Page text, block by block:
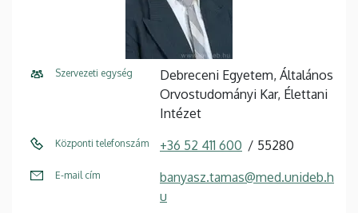
Szervezeti egység
Debreceni Egyetem, Általános
Orvostudományi Kar, Élettani
Intézet
Központi telefonszám +36 52 411 600 55280
E-mail cím
banyasz.tamas@med.unideb.h
u